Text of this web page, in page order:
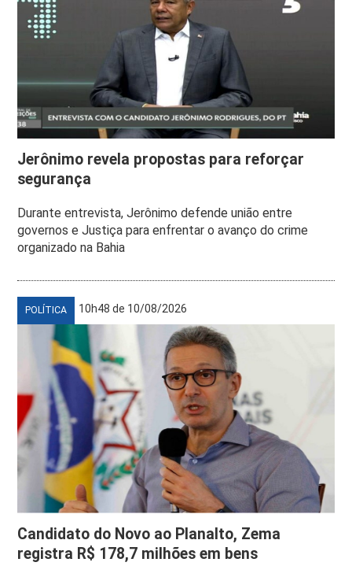
Jerônimo revela propostas para reforçar
segurança
Durante entrevista, Jerônimo defende união entre
governos e Justiça para enfrentar o avanço do crime
organizado na Bahia
POLÍTICA 10h48 de 10/08/2026
Candidato do Novo ao Planalto, Zema
registra R$ 178,7 milhões em bens